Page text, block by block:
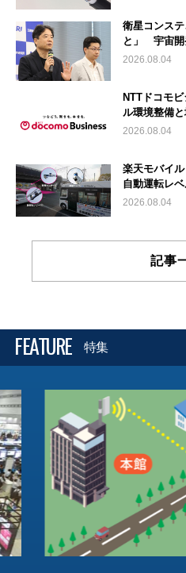
衛星コンス
と」 宇宙開
2026.08.04
NTTドコモ
ル環境整備
2026.08.04
楽天モバイ
自動運転レ
2026.08.04
記事
FEATURE 特集